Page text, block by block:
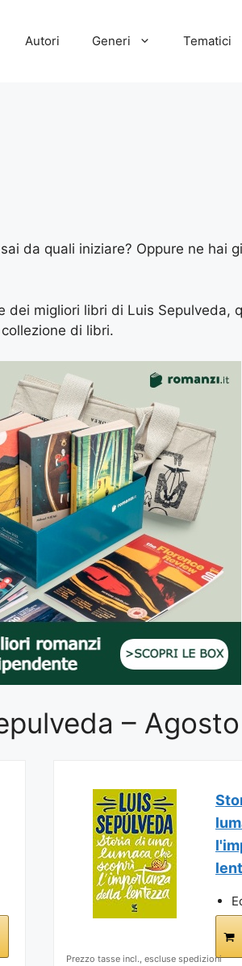
Autori Generi Tematici
da quali iniziare? Oppure ne hai
dei migliori libri di Luis Sepulveda,
di libri.
–
Prezzo tasse incl., escluse spedizioni